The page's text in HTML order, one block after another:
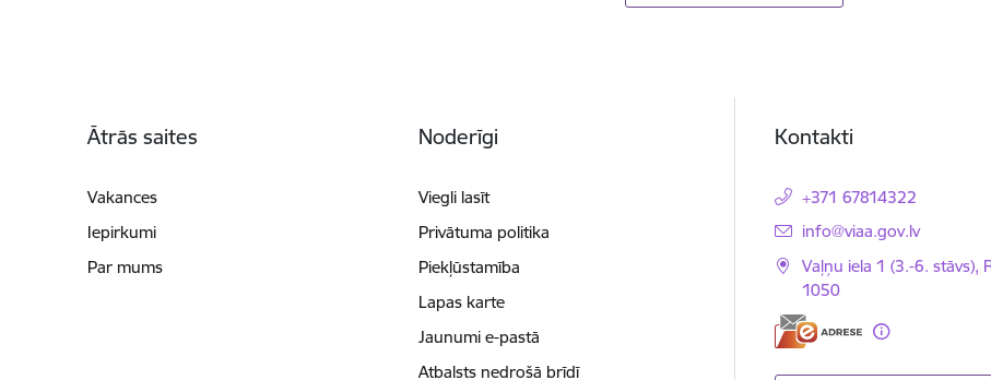
Ātrās saites
Vakances
Iepirkumi
Par mums
Noderīgi
Viegli lasīt
Privātuma politika
Piekļūstamība
Lapas karte
Jaunumi e-pastā
Atbalsts nedrošā brīdī
Kontakti
+371 67814322
E-pasts:
info@viaa.gov.lv
Vaļņu iela 1 (3.-6. stāvs),
1050